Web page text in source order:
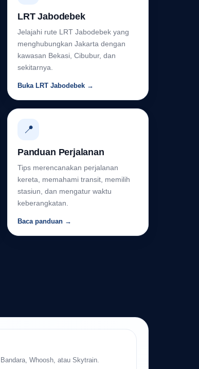
LRT Jabodebek
Jelajahi rute LRT Jabodebek yang
menghubungkan Jakarta dengan
kawasan Bekasi, Cibubur, dan
sekitarnya.
Buka LRT Jabodebek →
📍
Panduan Perjalanan
Tips merencanakan perjalanan
kereta, memahami transit, memilih
stasiun, dan mengatur waktu
keberangkatan.
Baca panduan →
Whoosh, atau Skytrain.